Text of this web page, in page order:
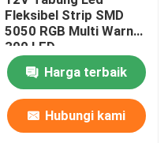
Fleksibel Strip SMD
5050 RGB Multi Warna
300 LED
Harga terbaik
Hubungi kami